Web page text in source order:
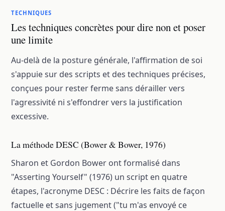
TECHNIQUES
Les techniques concrètes pour dire non et poser
une limite
Au-delà de la posture générale, l'affirmation de soi
s'appuie sur des scripts et des techniques précises,
conçues pour rester ferme sans dérailler vers
l'agressivité ni s'effondrer vers la justification
excessive.
La méthode DESC (Bower & Bower, 1976)
Sharon et Gordon Bower ont formalisé dans
"Asserting Yourself" (1976) un script en quatre
étapes, l'acronyme DESC : Décrire les faits de façon
factuelle et sans jugement ("tu m'as envoyé ce